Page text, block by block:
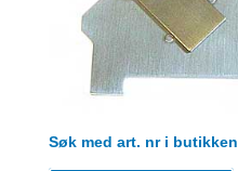
Søk med art. nr i butikken